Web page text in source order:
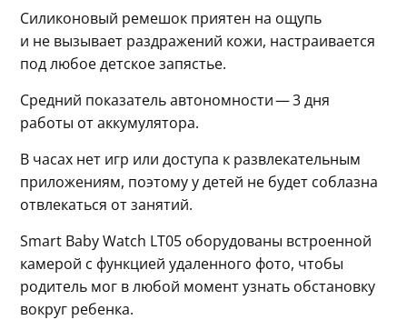
Силиконовый ремешок приятен на ощупь
и не вызывает раздражений кожи, настраивается
под любое детское запястье.
Средний показатель автономности — 3 дня
работы от аккумулятора.
В часах нет игр или доступа к развлекательным
приложениям, поэтому у детей не будет соблазна
отвлекаться от занятий.
Smart Baby Watch LT05 оборудованы встроенной
камерой с функцией удаленного фото, чтобы
родитель мог в любой момент узнать обстановку
вокруг ребенка.